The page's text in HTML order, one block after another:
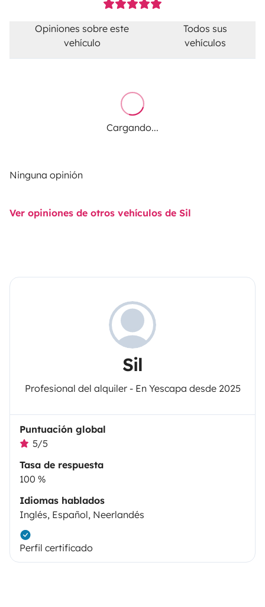
Opiniones sobre este
vehículo
Todos sus
vehículos
Cargando...
Ninguna opinión
Ver opiniones de otros vehículos de Sil
Sil
Profesional del alquiler - En Yescapa desde 2025
Puntuación global
5/5
Tasa de respuesta
100 %
Idiomas hablados
Inglés, Español, Neerlandés
Perfil certificado